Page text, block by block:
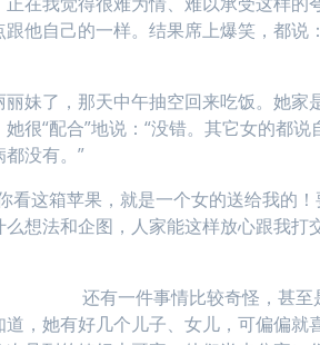
他自己的一样。结果席上爆笑，都说
妹了，那天中午抽空回来吃饭。她
很“配合”地说：“没错。其它女的都
没有。”
看这箱苹果，就是一个女的送给我的
想法和企图，人家能这样放心跟我
还有一件事情比较奇怪，甚
，她有好几个儿子、女儿，可偏偏